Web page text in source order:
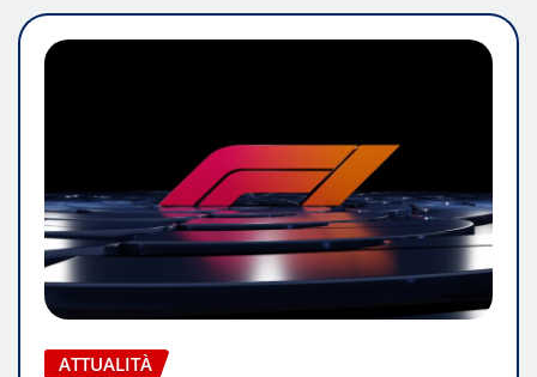
ATTUALITÀ